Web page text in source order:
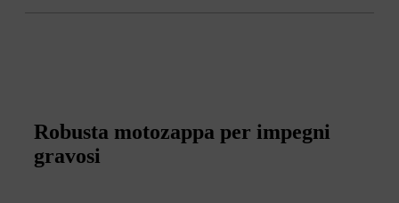
Robusta motozappa per impegni
gravosi